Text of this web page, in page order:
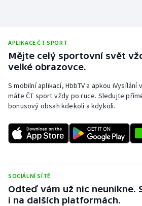
Ragby
Rychlostní kanoistika
Short track
Stolní tenis
Triatlon
APLIKACE ČT SPORT
Mějte celý sportovní svět
velké obrazovce.
S mobilní aplikací, HbbTV a apkou
máte ČT sport vždy po ruce. Sledujte
bonusový obsah kdekoli a kdykoli.
SOCIÁLNÍ SÍTĚ
Odteď vám už nic neunikne.
i na dalších platformách.